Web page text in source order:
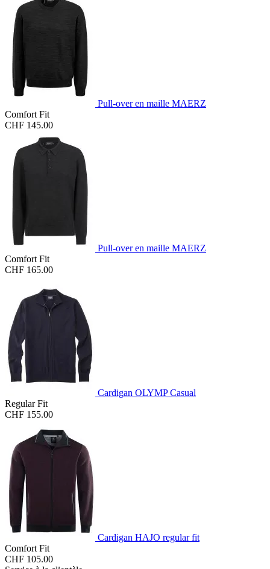
Pull-over en maille MAERZ
Comfort Fit
CHF 145.00
Pull-over en maille MAERZ
Comfort Fit
CHF 165.00
Cardigan OLYMP Casual
Regular Fit
CHF 155.00
Cardigan HAJO regular fit
Comfort Fit
CHF 105.00